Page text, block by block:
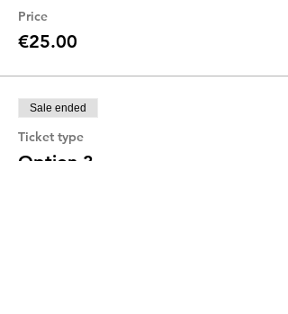
Price
€25.00
Sale ended
Ticket type
Option 3